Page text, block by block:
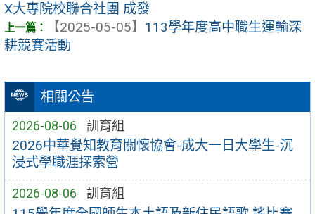
相關公告
2026-08-06 訓育組
2026中華覺知教育關懷協會-成大一日大學生-沉
浸式學職涯探索營
2026-08-06 訓育組
X大專院校聯合社團 成發
【2025-05-05】 113學年度高中職生運輸深
耕競賽活動